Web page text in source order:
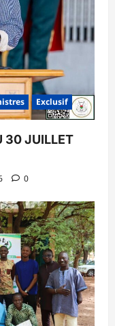
Exclusif
30 JUILLET
0